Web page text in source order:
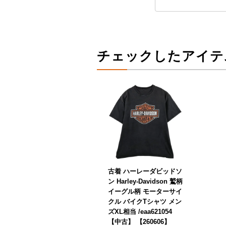
チェックしたアイ
古着 ハーレーダビッドソ
ン Harley-Davidson 鷲柄
イーグル柄 モーターサイ
クル バイクTシャツ メン
ズXL相当 /eaa621054
【中古】 【260606】